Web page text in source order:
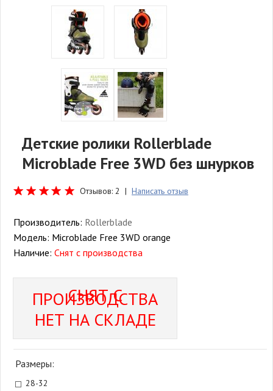
Детские ролики Rollerblade
Microblade Free 3WD без шнурков
Отзывов: 2 | Написать отзыв
Производитель: Rollerblade
Модель: Microblade Free 3WD orange
Наличие: Снят с производства
СНЯТ С
ПРОИЗВОДСТВА
НЕТ НА СКЛАДЕ
Размеры:
28-32